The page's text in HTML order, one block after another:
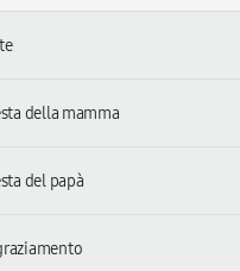
della mamma
del papà